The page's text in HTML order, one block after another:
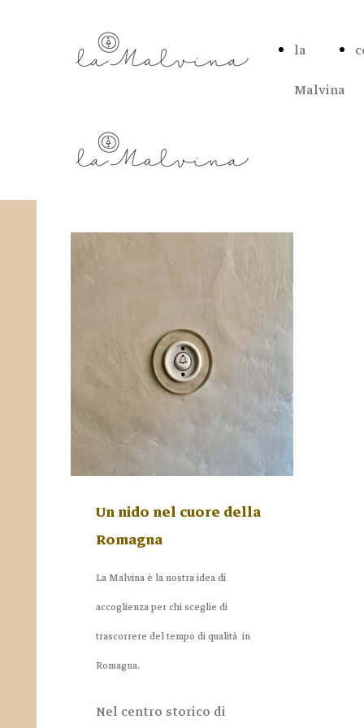
la
Malvina
Un nido nel cuore della
Romagna
La Malvina è la nostra idea di
accoglienza per chi sceglie di
trascorrere del tempo di qualità in
Romagna.
Nel centro storico di